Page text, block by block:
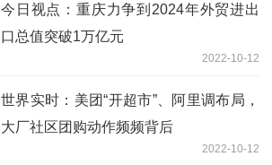
今日视点：重庆力争到2024年外贸进出
口总值突破1万亿元
2022-10-12
世界实时：美团“开超市”、阿里调布局，
大厂社区团购动作频频背后
2022-10-12